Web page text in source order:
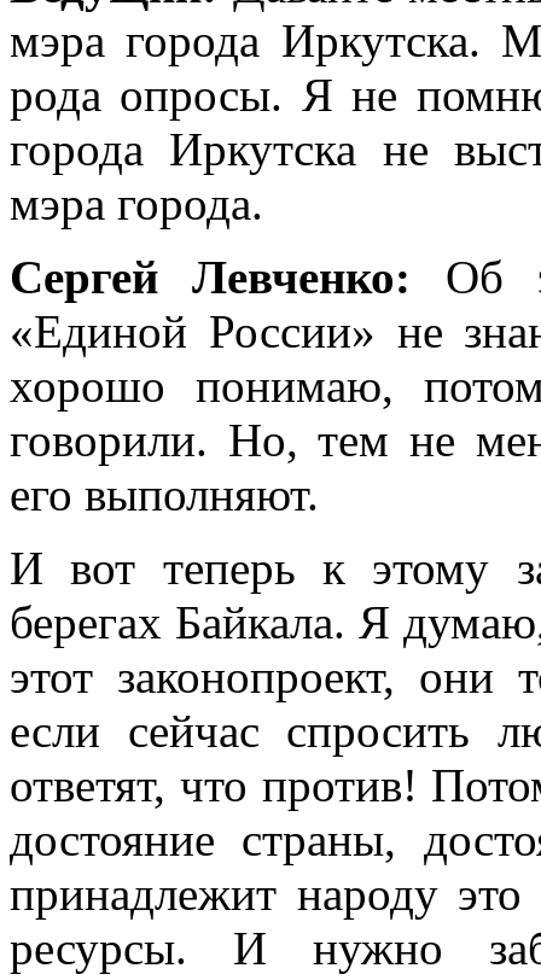
мэра города Иркутска.
рода опросы. Я не
города Иркутска не
мэра города.
Сергей Левченко: Об
«Единой России» не
хорошо понимаю,
говорили. Но, тем не
его выполняют.
И вот теперь к этому
берегах Байкала. Я
этот законопроект, они
если сейчас спросить
ответят, что против!
достояние страны,
принадлежит народу
ресурсы. И нужно